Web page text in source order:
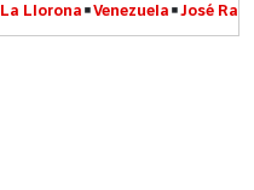
La Llorona Venezuela José